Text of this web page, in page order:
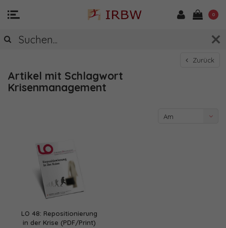
0
Zurück
Artikel mit Schlagwort
Krisenmanagement
Am
LO 48: Repositionierung
in der Krise (PDF/Print)